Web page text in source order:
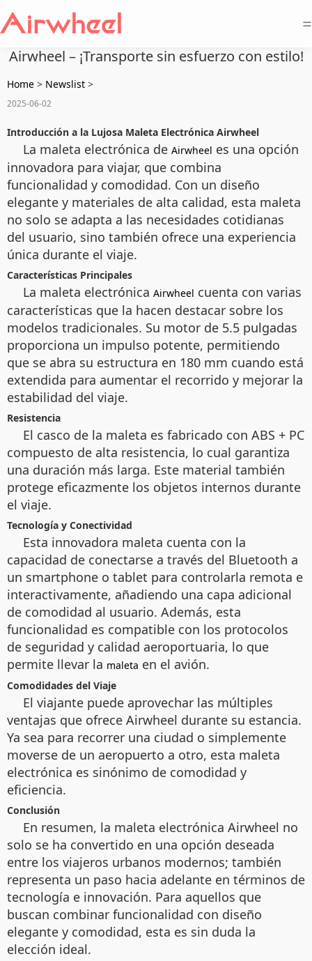
=
Airwheel – ¡Transporte sin esfuerzo con estilo!
Home > Newslist >
2025-06-02
Introducción a la Lujosa Maleta Electrónica Airwheel
La maleta electrónica de Airwheel es una opción
innovadora para viajar, que combina
funcionalidad y comodidad. Con un diseño
elegante y materiales de alta calidad, esta maleta
no solo se adapta a las necesidades cotidianas
del usuario, sino también ofrece una experiencia
única durante el viaje.
Características Principales
La maleta electrónica Airwheel cuenta con varias
características que la hacen destacar sobre los
modelos tradicionales. Su motor de 5.5 pulgadas
proporciona un impulso potente, permitiendo
que se abra su estructura en 180 mm cuando está
extendida para aumentar el recorrido y mejorar la
estabilidad del viaje.
Resistencia
El casco de la maleta es fabricado con ABS + PC
compuesto de alta resistencia, lo cual garantiza
una duración más larga. Este material también
protege eficazmente los objetos internos durante
el viaje.
Tecnología y Conectividad
Esta innovadora maleta cuenta con la
capacidad de conectarse a través del Bluetooth a
un smartphone o tablet para controlarla remota e
interactivamente, añadiendo una capa adicional
de comodidad al usuario. Además, esta
funcionalidad es compatible con los protocolos
de seguridad y calidad aeroportuaria, lo que
permite llevar la maleta en el avión.
Comodidades del Viaje
El viajante puede aprovechar las múltiples
ventajas que ofrece Airwheel durante su estancia.
Ya sea para recorrer una ciudad o simplemente
moverse de un aeropuerto a otro, esta maleta
electrónica es sinónimo de comodidad y
eficiencia.
Conclusión
En resumen, la maleta electrónica Airwheel no
solo se ha convertido en una opción deseada
entre los viajeros urbanos modernos; también
representa un paso hacia adelante en términos de
tecnología e innovación. Para aquellos que
buscan combinar funcionalidad con diseño
elegante y comodidad, esta es sin duda la
elección ideal.